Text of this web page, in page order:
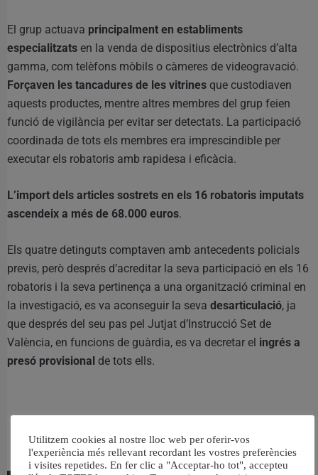
El grup actuava principalment en establiments
especialitzats en la venda de dispositius electrònics d’alta
gamma, com telèfons mòbils o càmeres de videogravació.
Forçaven les tancadures de les vitrines que custodiaven
aquests productes, mentre altres membres del grup feien
funció de vigilància per evitar ser detectats. La participació
coordinada de tots els membres era imprescindible per
executar els robatoris amb rapidesa i eficàcia.
L’import dels articles sostrets en els 16 robatoris imputats
ascendeix a més de 68.000 euros.
Els quatre detinguts comptaven amb antecedents policials
previs, però després d’acreditar la seva participació en els 16
robatoris i la seva pertinença a una organització criminal en
la investigació, es va aconseguir la seva desarticulació, ja
que després del seu pas pel Jutjat d’Instrucció Set de
València, en funcions de guàrdia, es va decretar el ingrés a
presó provisional de tots ells.
RELACIONAT
Utilitzem cookies al nostre lloc web per oferir-vos
l'experiència més rellevant recordant les vostres preferències
i visites repetides. En fer clic a "Acceptar-ho tot", accepteu